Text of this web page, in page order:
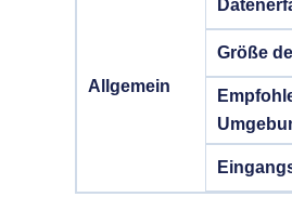
Allgemein
Größe